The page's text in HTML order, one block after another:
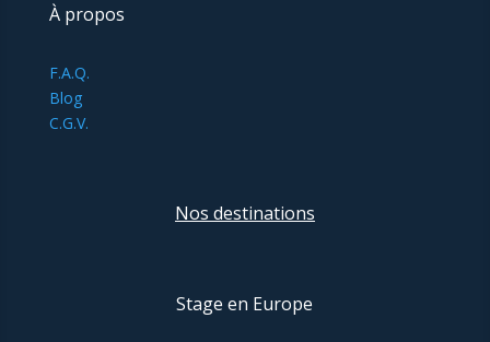
À propos
F.A.Q.
Blog
C.G.V.
Nos destinations
Stage en Europe